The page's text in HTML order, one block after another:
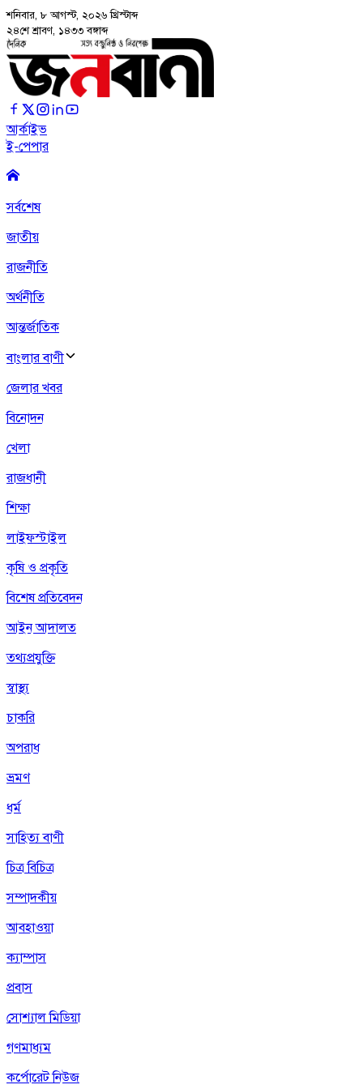
শনিবার, ৮ আগস্ট, ২০২৬ খ্রিস্টাব্দ
২৪শে শ্রাবণ, ১৪৩৩ বঙ্গাব্দ
আর্কাইভ
ই-পেপার
সর্বশেষ
জাতীয়
রাজনীতি
অর্থনীতি
আন্তর্জাতিক
বাংলার বাণী
জেলার খবর
বিনোদন
খেলা
রাজধানী
শিক্ষা
লাইফস্টাইল
কৃষি ও প্রকৃতি
বিশেষ প্রতিবেদন
আইন আদালত
তথ্যপ্রযুক্তি
স্বাস্থ্য
চাকরি
অপরাধ
ভ্রমণ
ধর্ম
সাহিত্য বাণী
চিত্র বিচিত্র
সম্পাদকীয়
আবহাওয়া
ক্যাম্পাস
প্রবাস
সোশ্যাল মিডিয়া
গণমাধ্যম
কর্পোরেট নিউজ